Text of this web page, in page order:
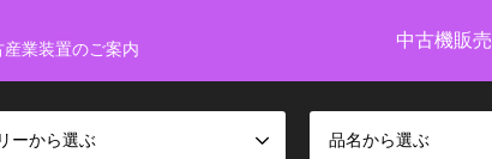
産業装置のご案内 中古機販売
ーから選ぶ 品名から選ぶ